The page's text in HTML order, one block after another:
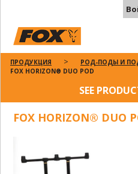
ПРОДУКЦИЯ
РОД-ПОДЫ И
FOX HORIZON® DUO POD
SEE
FOX HORIZON® DUO